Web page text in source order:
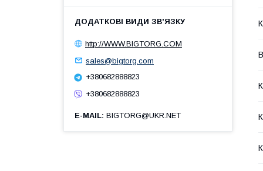
http://WWW.BIGTORG.COM
sales@bigtorg.com
+380682888823
+380682888823
E-MAIL BIGTORG@UKR.NET